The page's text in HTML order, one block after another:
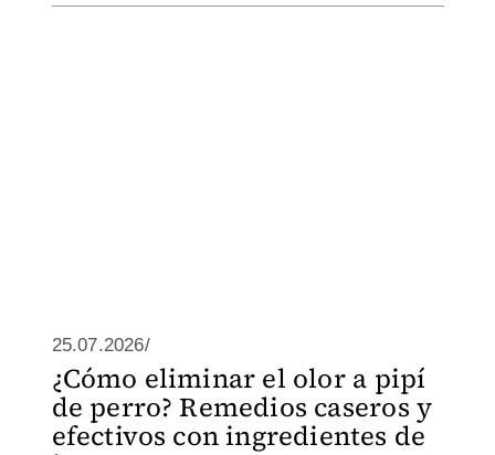
25.07.2026/
¿Cómo eliminar el olor a pipí
de perro? Remedios caseros y
efectivos con ingredientes de